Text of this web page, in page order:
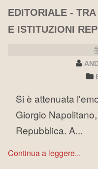
EDITORIALE -
E ISTITUZIONI
Si è attenuata
Giorgio
Repubblica. A...
Continua a leggere...